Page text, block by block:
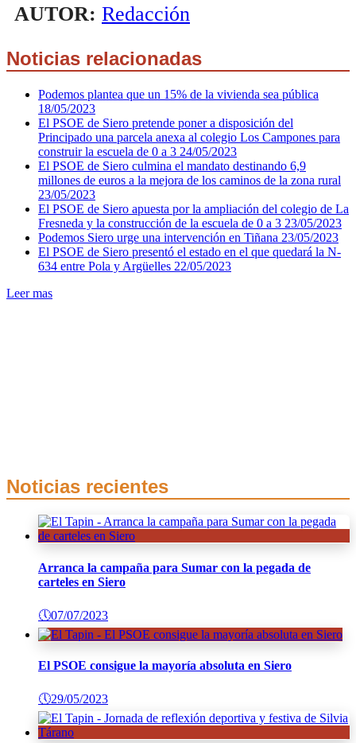
AUTOR: Redacción
Noticias relacionadas
Podemos plantea que un 15% de la vivienda sea pública
18/05/2023
El PSOE de Siero pretende poner a disposición del
Principado una parcela anexa al colegio Los Campones para
construir la escuela de 0 a 3 24/05/2023
El PSOE de Siero culmina el mandato destinando 6,9
millones de euros a la mejora de los caminos de la zona rural
23/05/2023
El PSOE de Siero apuesta por la ampliación del colegio de La
Fresneda y la construcción de la escuela de 0 a 3 23/05/2023
Podemos Siero urge una intervención en Tiñana 23/05/2023
El PSOE de Siero presentó el estado en el que quedará la N-
634 entre Pola y Argüelles 22/05/2023
Leer mas
Noticias recientes
Arranca la campaña para Sumar con la pegada de
carteles en Siero
🕔07/07/2023
El PSOE consigue la mayoría absoluta en Siero
🕔29/05/2023